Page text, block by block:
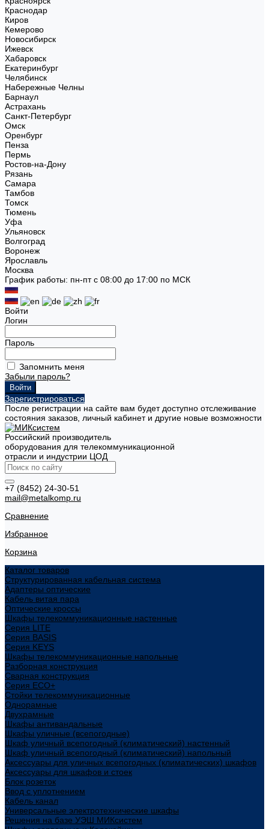
Краснодар
Киров
Кемерово
Новосибирск
Ижевск
Хабаровск
Екатеринбург
Челябинск
Набережные Челны
Барнаул
Астрахань
Санкт-Петербург
Омск
Оренбург
Пенза
Пермь
Ростов-на-Дону
Рязань
Самара
Тамбов
Томск
Тюмень
Уфа
Ульяновск
Волгоград
Воронеж
Ярославль
Москва
График работы: пн-пт с 08:00 до 17:00 по МСК
Войти
Логин
Пароль
Запомнить меня
Забыли пароль?
Зарегистрироваться
После регистрации на сайте вам будет доступно отслеживание
состояния заказов, личный кабинет и другие новые возможности
Российский производитель
оборудования для телекоммуникационной
отрасли и индустрии ЦОД
+7 (8452) 24-30-51
mail@metalkomp.ru
Сравнение
Избранное
Корзина
Каталог товаров
Структурированная кабельная система
Адаптеры оптические
Кабель витая пара
Оптические кроссы
Шкафы телекоммуникационные настенные
Cерия LITE
Cерия BASIS
Cерия KEYS
Шкафы телекоммуникационные напольные
Разборная конструкция
Сварная конструкция
Серия ECO+
Стойки телекоммуникационные
Однорамные
Двухрамные
Шкафы антивандальные
Шкафы уличные (всепогодные)
Шкаф уличный всепогодный (климатический) настенный
Шкаф уличный всепогодный (климатический) напольный
Аксессуары для уличных всепогодных (климатических) шкафов
Аксессуары для шкафов и стоек
Блок розеток
Ввод с уплотнением
Кабель канал
Универсальные электротехнические шкафы
Решения на базе УЭШ МИКсистем